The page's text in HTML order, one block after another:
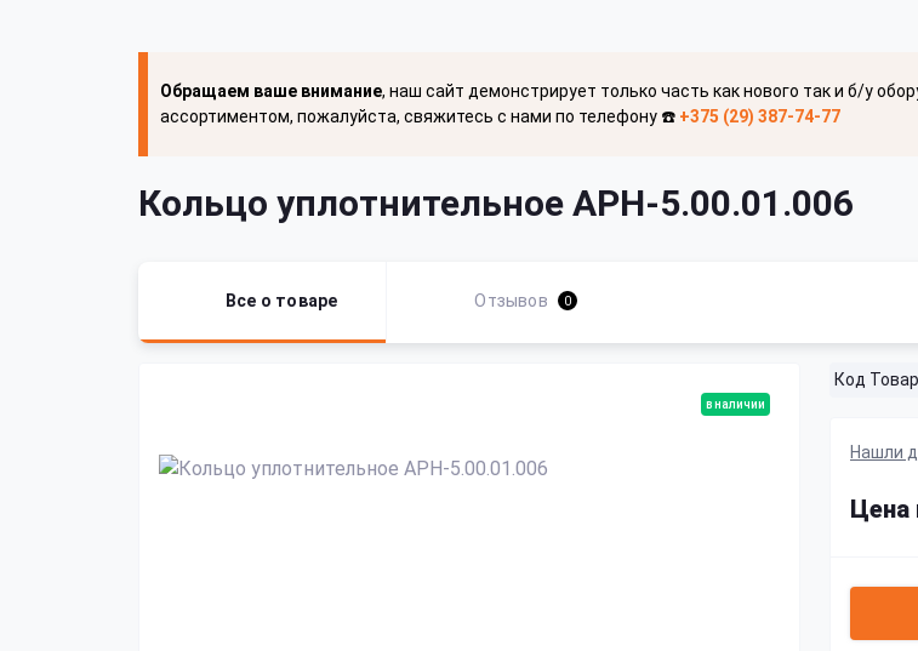
Обращаем ваше внимание, наш сайт демонстрирует только часть как нового так и б/у
ассортиментом, пожалуйста, свяжитесь с нами по телефону ☎️ +375 (29) 387-74-77
Кольцо уплотнительное APH-5.00.01.006
Все о товаре Отзывов 0
в наличии
Код
Нашли
Цена